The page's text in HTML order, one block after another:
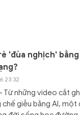
'đùa nghịch'
23:32
Từ những video cắt
chế giễu bằng AI,